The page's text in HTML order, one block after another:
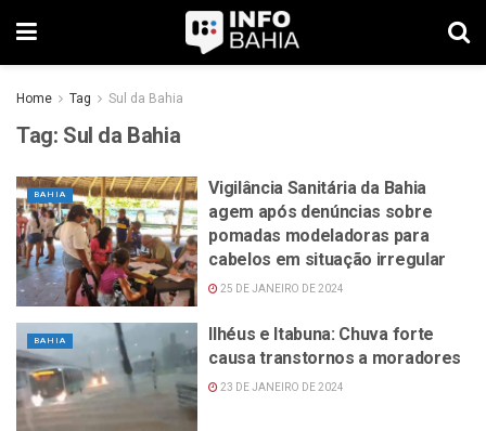
Home Tag Sul da Bahia
Tag: Sul da Bahia
BAHIA
Vigilância Sanitária da Bahia
agem após denúncias sobre
pomadas modeladoras para
cabelos em situação irregular
25 DE JANEIRO DE 2024
BAHIA
Ilhéus e Itabuna: Chuva forte
causa transtornos a moradores
23 DE JANEIRO DE 2024